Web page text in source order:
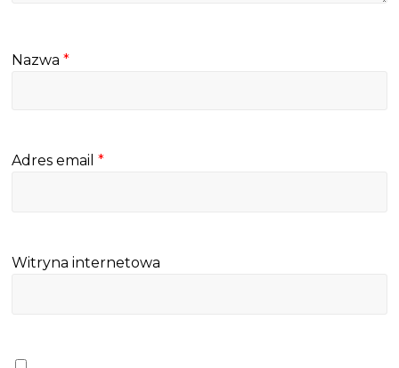
Nazwa*
Adres email*
Witryna internetowa